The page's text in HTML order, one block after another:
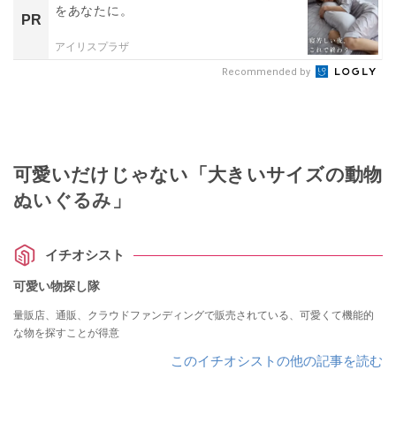
PR
をあなたに。
アイリスプラザ
Recommended by
可愛いだけじゃない「大きいサイズの動物
ぬいぐるみ」
イチオシスト
可愛い物探し隊
量販店、通販、クラウドファンディングで販売されている、可愛くて機能的
な物を探すことが得意
このイチオシストの他の記事を読む